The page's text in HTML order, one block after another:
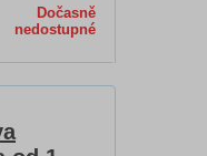
Dočasně
nedostupné